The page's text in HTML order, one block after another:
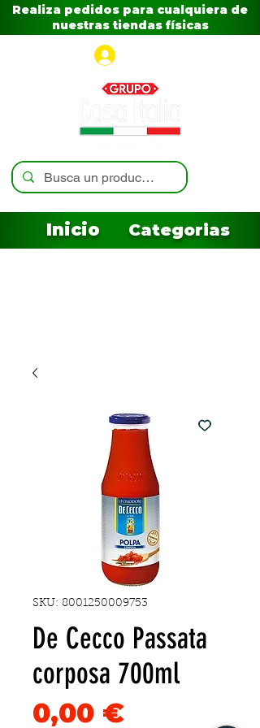
Realiza pedidos para cualquiera de
nuestras tiendas físicas
Inicio Categorias
SKU: 8001250009753
De Cecco Passata
corposa 700ml
0,00 €Precio